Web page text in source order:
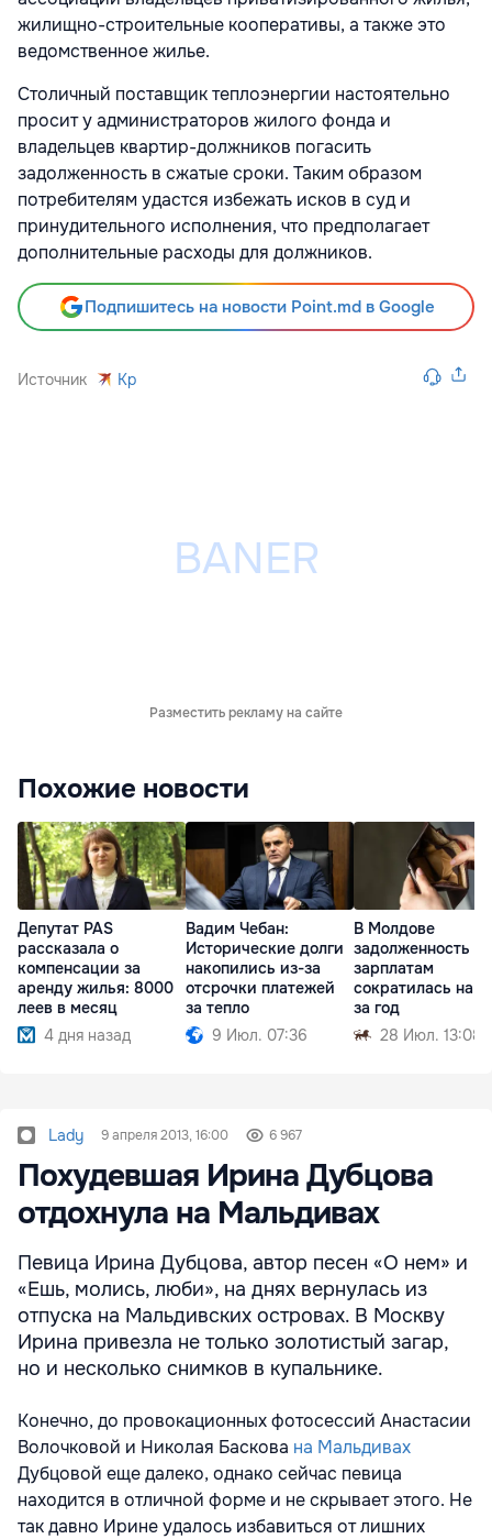
жилищно-строительные кооперативы, а также это
ведомственное жилье.
Столичный поставщик теплоэнергии настоятельно
просит у администраторов жилого фонда и
владельцев квартир-должников погасить
задолженность в сжатые сроки. Таким образом
потребителям удастся избежать исков в суд и
принудительного исполнения, что предполагает
дополнительные расходы для должников.
Подпишитесь на новости Point.md в Google
Источник Kp
Разместить рекламу на сайте
Похожие новости
Депутат PAS
рассказала о
компенсации за
аренду жилья: 8000
леев в месяц
4 дня назад
Вадим Чебан:
Исторические долги
накопились из-за
отсрочки платежей
за тепло
9 Июл. 07:36
В Молдове
задолженность по
зарплатам
сократилась на
за год
28 Июл. 13:08
Lady 9 апреля 2013, 16:00 6 967
Похудевшая Ирина Дубцова
отдохнула на Мальдивах
Певица Ирина Дубцова, автор песен «О нем» и
«Ешь, молись, люби», на днях вернулась из
отпуска на Мальдивских островах. В Москву
Ирина привезла не только золотистый загар,
но и несколько снимков в купальнике.
Конечно, до провокационных фотосессий Анастасии
Волочковой и Николая Баскова на Мальдивах
Дубцовой еще далеко, однако сейчас певица
находится в отличной форме и не скрывает этого. Не
так давно Ирине удалось избавиться от лишних